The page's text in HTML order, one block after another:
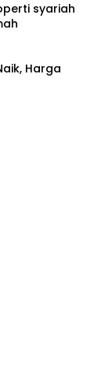
syariah
Harga